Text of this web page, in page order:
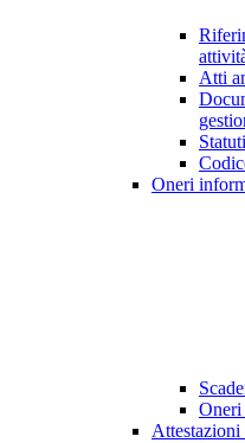
Atti
Oneri
Oneri